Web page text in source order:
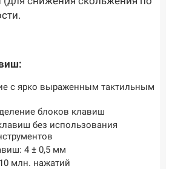
с ярко выраженным тактильным
блоков клавиш
без использования
4 ± 0,5 мм
млн. нажатий